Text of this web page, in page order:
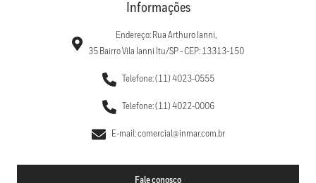
Informações
Endereço: Rua Arthuro Ianni,
35 Bairro Vila Ianni Itu/SP - CEP: 13313-150
Telefone: (11) 4023-0555
Telefone: (11) 4022-0006
E-mail: comercial@inmar.com.br
Fale conosco